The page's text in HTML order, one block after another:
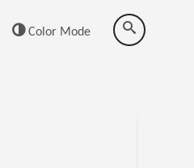
Color Mode